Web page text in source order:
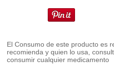
El Consumo de este producto es
recomienda y quien lo usa,
consumir cualquier medicamento